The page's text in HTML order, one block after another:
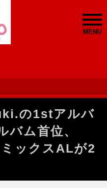
MENU
の1stアルバ
バム首位、
ミックスALが2